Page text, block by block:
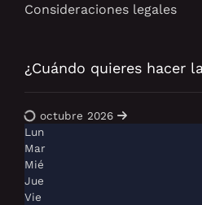
Consideraciones legales
¿Cuándo quieres hacer
octubre 2026
Lun
Mar
Mié
Jue
Vie